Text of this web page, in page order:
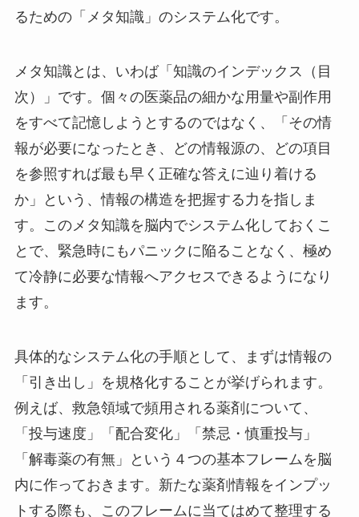
るための「メタ知識」のシステム化です。
メタ知識とは、いわば「知識のインデックス（目
次）」です。個々の医薬品の細かな用量や副作用
をすべて記憶しようとするのではなく、「その情
報が必要になったとき、どの情報源の、どの項目
を参照すれば最も早く正確な答えに辿り着ける
か」という、情報の構造を把握する力を指しま
す。このメタ知識を脳内でシステム化しておくこ
とで、緊急時にもパニックに陥ることなく、極め
て冷静に必要な情報へアクセスできるようになり
ます。
具体的なシステム化の手順として、まずは情報の
「引き出し」を規格化することが挙げられます。
例えば、救急領域で頻用される薬剤について、
「投与速度」「配合変化」「禁忌・慎重投与」
「解毒薬の有無」という４つの基本フレームを脳
内に作っておきます。新たな薬剤情報をインプッ
トする際も、このフレームに当てはめて整理する